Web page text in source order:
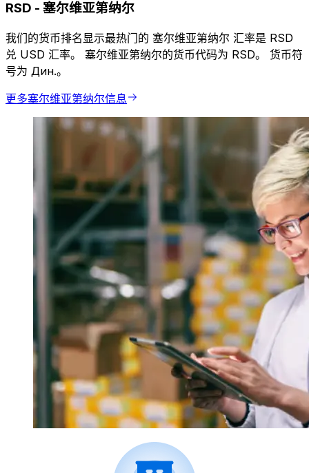
RSD - 塞尔维亚第纳尔
我们的货币排名显示最热门的 塞尔维亚第纳尔 汇率是 RSD
兑 USD 汇率。 塞尔维亚第纳尔的货币代码为 RSD。 货币符
号为 Дин.。
更多塞尔维亚第纳尔信息